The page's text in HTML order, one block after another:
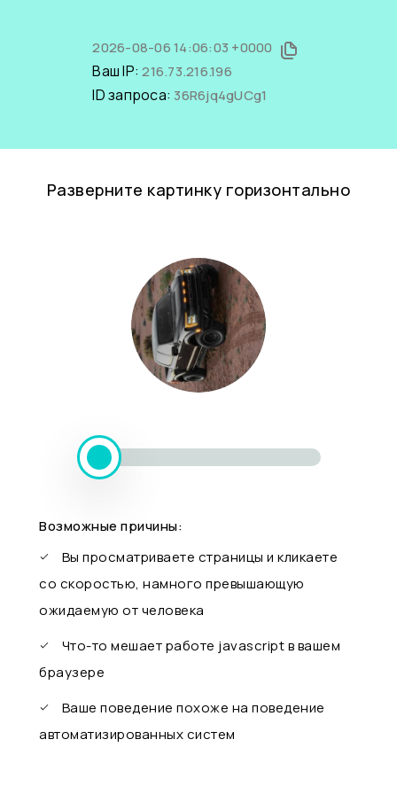
2026-08-06 14:06:03 +0000
Ваш IP:216.73.216.196
ID запроса: 36R6jq4gUCg1
Разверните картинку горизонтально
Возможные причины:
Вы просматриваете страницы и кликаете
со скоростью, намного превышающую
ожидаемую от человека
Что-то мешает работе javascript в вашем
браузере
Ваше поведение похоже на поведение
автоматизированных систем